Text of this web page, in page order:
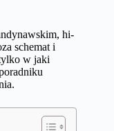
hi-
schemat i
w jaki